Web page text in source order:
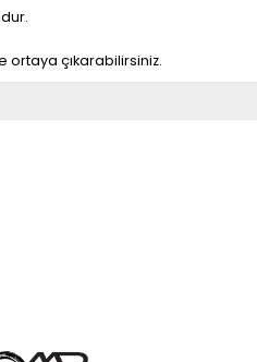
ortaya çıkarabilirsiniz.